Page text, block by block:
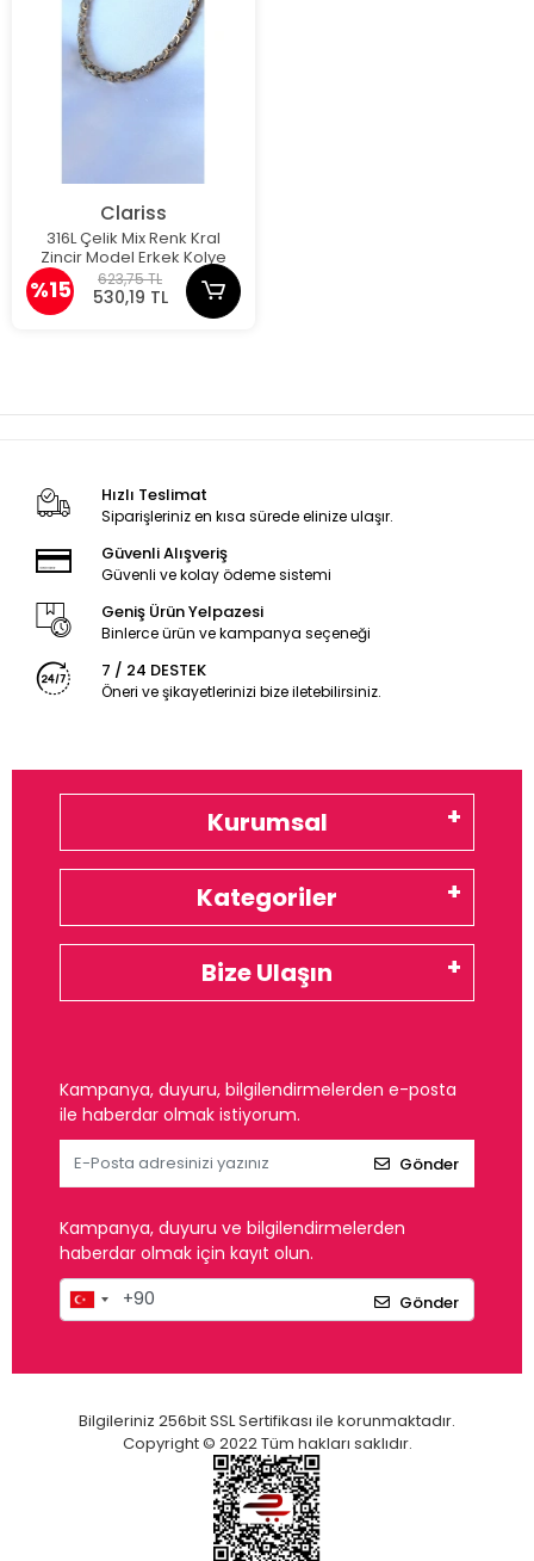
Clariss
316L Çelik Mix Renk Kral
Zincir Model Erkek Kolye
%15 623,75 TL
530,19 TL
Hızlı Teslimat
Siparişleriniz en kısa sürede elinize ulaşır.
Güvenli Alışveriş
Güvenli ve kolay ödeme sistemi
Geniş Ürün Yelpazesi
Binlerce ürün ve kampanya seçeneği
7 / 24 DESTEK
Öneri ve şikayetlerinizi bize iletebilirsiniz.
Kurumsal
Kategoriler
Bize Ulaşın
Kampanya, duyuru, bilgilendirmelerden e-posta
ile haberdar olmak istiyorum.
Gönder
Kampanya, duyuru ve bilgilendirmelerden
haberdar olmak için kayıt olun.
Gönder
Bilgileriniz 256bit SSL Sertifikası ile korunmaktadır.
Copyright © 2022 Tüm hakları saklıdır.